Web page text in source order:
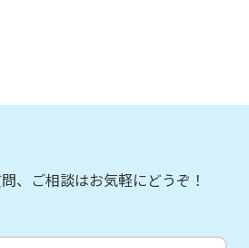
、ご相談はお気軽にどうぞ！